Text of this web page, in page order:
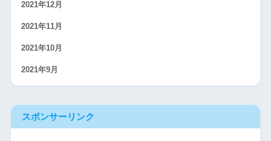
2021年12月
2021年11月
2021年10月
2021年9月
スポンサーリンク